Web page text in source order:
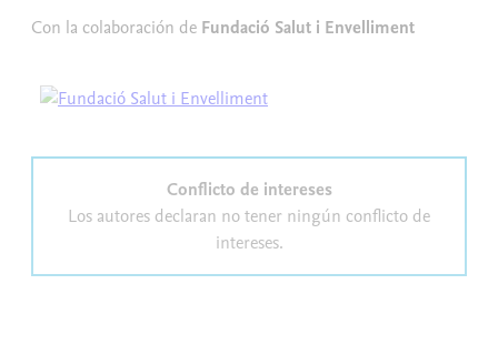
Con la colaboración de Fundació Salut i Envelliment
Conflicto de intereses
Los autores declaran no tener ningún conflicto de
intereses.